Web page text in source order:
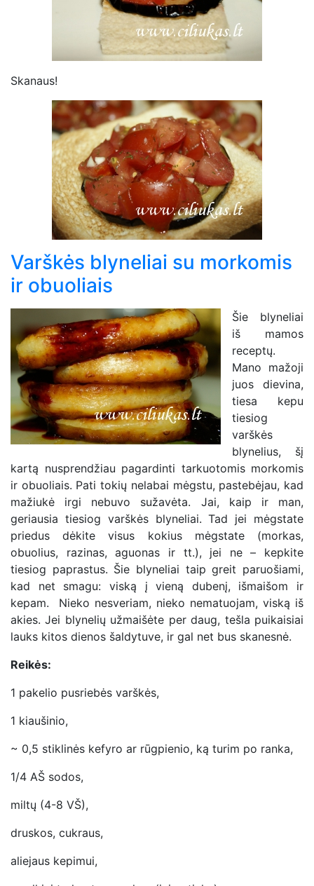
Skanaus!
Varškės blyneliai su morkomis
ir obuoliais
Šie blyneliai
iš mamos
receptų.
Mano mažoji
juos dievina,
tiesa kepu
tiesiog
varškės
blynelius, šį
kartą nusprendžiau pagardinti tarkuotomis morkomis
ir obuoliais. Pati tokių nelabai mėgstu, pastebėjau, kad
mažiukė irgi nebuvo sužavėta. Jai, kaip ir man,
geriausia tiesiog varškės blyneliai. Tad jei mėgstate
priedus dėkite visus kokius mėgstate (morkas,
obuolius, razinas, aguonas ir tt.), jei ne – kepkite
tiesiog paprastus. Šie blyneliai taip greit paruošiami,
kad net smagu: viską į vieną dubenį, išmaišom ir
kepam. Nieko nesveriam, nieko nematuojam, viską iš
akies. Jei blynelių užmaišėte per daug, tešla puikaisiai
lauks kitos dienos šaldytuve, ir gal net bus skanesnė.
Reikės:
1 pakelio pusriebės varškės,
1 kiaušinio,
~ 0,5 stiklinės kefyro ar rūgpienio, ką turim po ranka,
1/4 AŠ sodos,
miltų (4-8 VŠ),
druskos, cukraus,
aliejaus kepimui,